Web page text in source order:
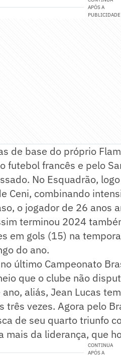
APÓS A
PUBLICIDADE
de base do próprio
futebol francês e pelo
No Esquadrão,
Ceni, combinando
o jogador de 26 anos
terminou 2024
em gols (15) na
do ano.
último Campeonato
que o clube não
aliás, Jean Lucas
três vezes. Agora pelo
de seu quarto triunfo
mais da liderança, que
CONTINUA
APÓS A